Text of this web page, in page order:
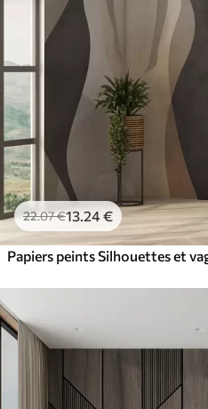
22.07€13.24€